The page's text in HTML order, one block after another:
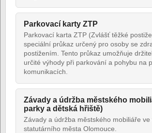
Parkovací karty ZTP
Parkovací karta ZTP (Zvlášť těžké
speciální průkaz určený pro osoby se
postižením. Tento průkaz umožňuje
určité výhody při parkování a pohybu na
komunikacích.
Závady a údržba městského
parky a dětská hřiště)
Závady a údržba městského mobiliáře ve
statutárního města Olomouce.